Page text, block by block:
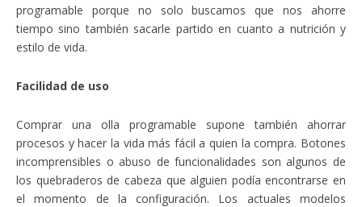
programable porque no solo buscamos que nos ahorre
tiempo sino también sacarle partido en cuanto a nutrición y
estilo de vida.
Facilidad de uso
Comprar una olla programable supone también ahorrar
procesos y hacer la vida más fácil a quien la compra. Botones
incomprensibles o abuso de funcionalidades son algunos de
los quebraderos de cabeza que alguien podía encontrarse en
el momento de la configuración. Los actuales modelos